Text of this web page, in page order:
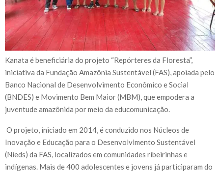
Kanata é beneficiária do projeto “Repórteres da Floresta”,
iniciativa da Fundação Amazônia Sustentável (FAS), apoiada pelo
Banco Nacional de Desenvolvimento Econômico e Social
(BNDES) e Movimento Bem Maior (MBM), que empodera a
juventude amazônida por meio da educomunicação.
O projeto, iniciado em 2014, é conduzido nos Núcleos de
Inovação e Educação para o Desenvolvimento Sustentável
(Nieds) da FAS, localizados em comunidades ribeirinhas e
indígenas. Mais de 400 adolescentes e jovens já participaram do